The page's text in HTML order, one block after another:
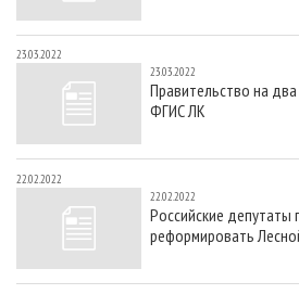
23.03.2022
23.03.2022
Правительство на
ФГИС ЛК
22.02.2022
22.02.2022
Российские депутаты
реформировать